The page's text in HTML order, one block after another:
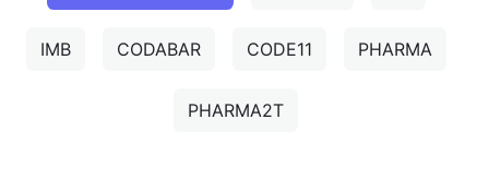
IMB CODABAR CODE11 PHARMA
PHARMA2T